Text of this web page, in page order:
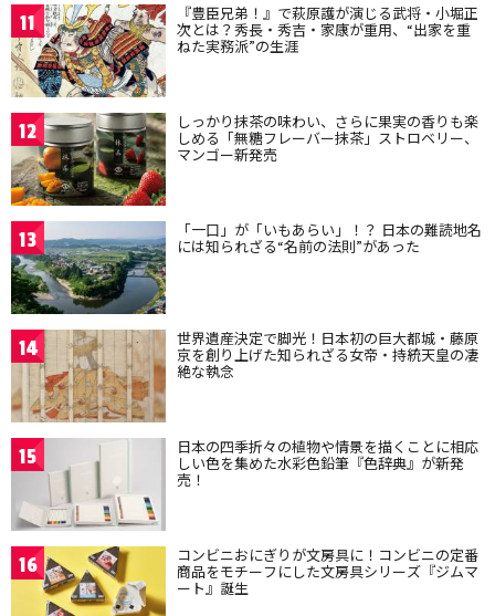
11 『豊臣兄弟！』で萩原護が演じる武将・小堀正
次とは？秀長・秀吉・家康が重用、“出家を重
ねた実務派”の生涯
12 しっかり抹茶の味わい、さらに果実の香りも楽
しめる「無糖フレーバー抹茶」ストロベリー、
マンゴー新発売
13 「一口」が「いもあらい」！？ 日本の難読地名
には知られざる“名前の法則”があった
14 世界遺産決定で脚光！日本初の巨大都城・藤原
京を創り上げた知られざる女帝・持統天皇の凄
絶な執念
15 日本の四季折々の植物や情景を描くことに相応
しい色を集めた水彩色鉛筆『色辞典』が新発
売！
16 コンビニおにぎりが文房具に！コンビニの定番
商品をモチーフにした文房具シリーズ『ジムマ
ート』誕生